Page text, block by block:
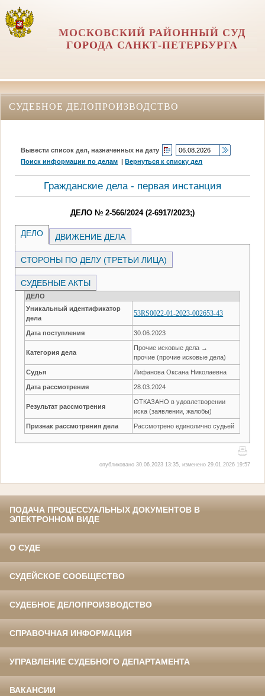
МОСКОВСКИЙ РАЙОННЫЙ СУД
ГОРОДА САНКТ-ПЕТЕРБУРГА
СУДЕБНОЕ ДЕЛОПРОИЗВОДСТВО
Вывести список дел, назначенных на дату
Поиск информации по делам |Вернуться к списку дел
Гражданские дела - первая инстанция
ДЕЛО № 2-566/2024 (2-6917/2023;)
ДЕЛО ДВИЖЕНИЕ ДЕЛА
СТОРОНЫ ПО ДЕЛУ (ТРЕТЬИ ЛИЦА)
СУДЕБНЫЕ АКТЫ
ДЕЛО
Уникальный идентификатор
дела
53RS0022-01-2023-002653-43
Дата поступления 30.06.2023
Категория дела
Прочие исковые дела →
прочие (прочие исковые дела)
Судья Лифанова Оксана Николаевна
Дата рассмотрения 28.03.2024
Результат рассмотрения
ОТКАЗАНО в удовлетворении
иска (заявлении, жалобы)
Признак рассмотрения дела Рассмотрено единолично судьей
опубликовано 30.06.2023 13:35, изменено 29.01.2026 19:57
ПОДАЧА ПРОЦЕССУАЛЬНЫХ ДОКУМЕНТОВ В
ЭЛЕКТРОННОМ ВИДЕ
О СУДЕ
СУДЕЙСКОЕ СООБЩЕСТВО
СУДЕБНОЕ ДЕЛОПРОИЗВОДСТВО
СПРАВОЧНАЯ ИНФОРМАЦИЯ
УПРАВЛЕНИЕ СУДЕБНОГО ДЕПАРТАМЕНТА
ВАКАНСИИ